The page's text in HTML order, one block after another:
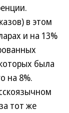
в этом
и на 13%
была
на 8%.
тот же